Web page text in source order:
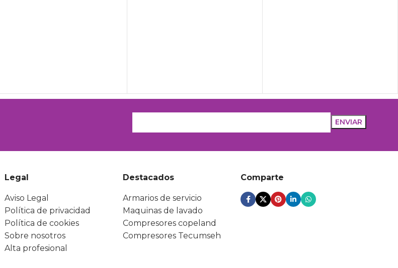
Legal
Aviso Legal
Política de privacidad
Política de cookies
Sobre nosotros
Alta profesional
Destacados
Armarios de servicio
Maquinas de lavado
Compresores copeland
Compresores Tecumseh
Comparte